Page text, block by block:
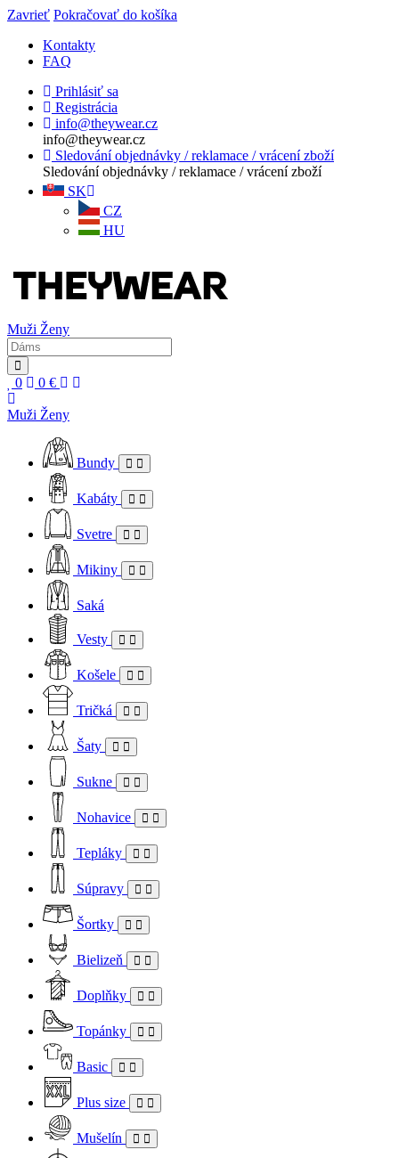
Zavrieť Pokračovať do košíka
Kontakty
FAQ
Prihlásiť sa
Registrácia
info@theywear.cz
info@theywear.cz
Sledování objednávky / reklamace / vrácení zboží
Sledování objednávky / reklamace / vrácení zboží
SK
CZ
HU
Muži Ženy
0 0 €
Muži Ženy
Bundy
Kabáty
Svetre
Mikiny
Saká
Vesty
Košele
Tričká
Šaty
Sukne
Nohavice
Tepláky
Súpravy
Šortky
Bielizeň
Doplňky
Topánky
Basic
Plus size
Mušelín